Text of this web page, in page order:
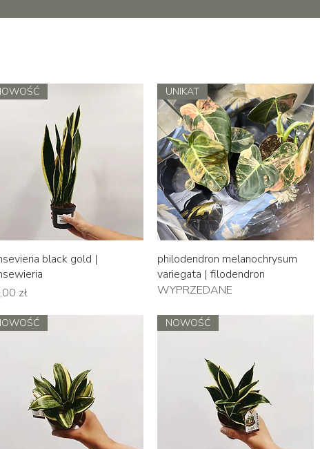
Podgląd
black gold |
zł
Podgląd
UNIKAT
philodendron melanochrysum
variegata | filodendron
WYPRZEDANE
NOWOŚĆ